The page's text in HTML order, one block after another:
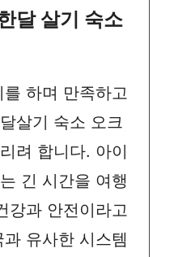
달 살기 숙소
하며 만족하고
살기 숙소 오크
려 합니다. 아이
긴 시간을 여행
강과 안전이라고
유사한 시스템